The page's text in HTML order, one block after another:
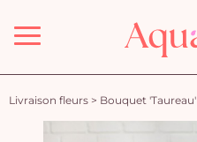
Menu
Livraison fleurs > Bouquet 'Taureau'